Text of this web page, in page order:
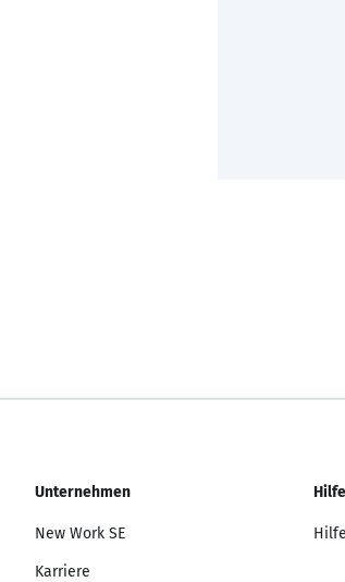
Unternehmen
New Work SE
Karriere